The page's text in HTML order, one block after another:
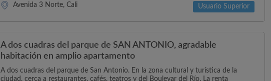
Avenida 3 Norte, Cali Usuario Superior
A dos cuadras del parque de SAN ANTONIO, agradable
habitación en amplio apartamento
A dos cuadras del parque de San Antonio. En la zona cultural y turística de la
ciudad, cerca a restaurantes, cafés, teatros y del Boulevar del Río. La renta